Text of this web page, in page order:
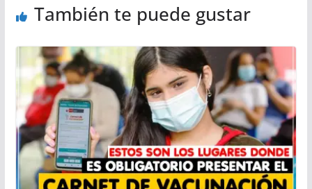
También te puede gustar